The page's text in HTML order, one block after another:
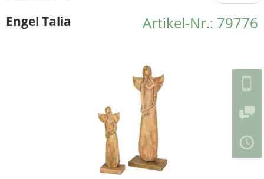
Artikel-Nr.: 79776
Engel Talia